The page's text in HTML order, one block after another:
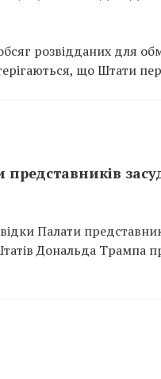
розвідданих для
що Штати
представників
Палати
Дональда Трампа